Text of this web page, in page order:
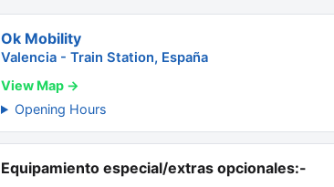
Ok Mobility
Valencia - Train Station, España
View Map →
Opening Hours
Equipamiento especial/extras opcionales:-